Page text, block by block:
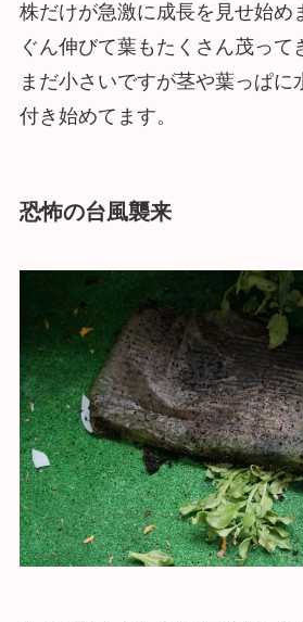
株だけが急激に成長を見せ始め
ぐん伸びて葉もたくさん茂って
まだ小さいですが茎や葉っぱに
付き始めてます。
恐怖の台風襲来